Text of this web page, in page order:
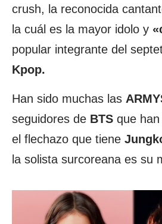
crush, la reconocida
la cuál es la mayor idolo y
popular integrante del
Kpop.
Han sido muchas las
seguidores de BTS que
el flechazo que tiene
la solista surcoreana es su